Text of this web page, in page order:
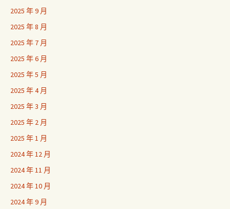
2025 年 9 月
2025 年 8 月
2025 年 7 月
2025 年 6 月
2025 年 5 月
2025 年 4 月
2025 年 3 月
2025 年 2 月
2025 年 1 月
2024 年 12 月
2024 年 11 月
2024 年 10 月
2024 年 9 月